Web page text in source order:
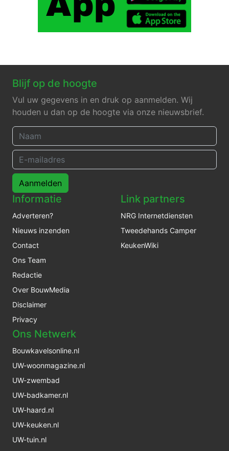
Blijf op de hoogte
Vul uw gegevens in en druk op aanmelden. Wij
houden u dan op de hoogte via onze nieuwsbrief.
Aanmelden
Informatie
Adverteren?
Nieuws inzenden
Contact
Ons Team
Redactie
Over BouwMedia
Disclaimer
Privacy
Link partners
NRG Internetdiensten
Tweedehands Camper
KeukenWiki
Ons Netwerk
Bouwkavelsonline.nl
UW-woonmagazine.nl
UW-zwembad
UW-badkamer.nl
UW-haard.nl
UW-keuken.nl
UW-tuin.nl